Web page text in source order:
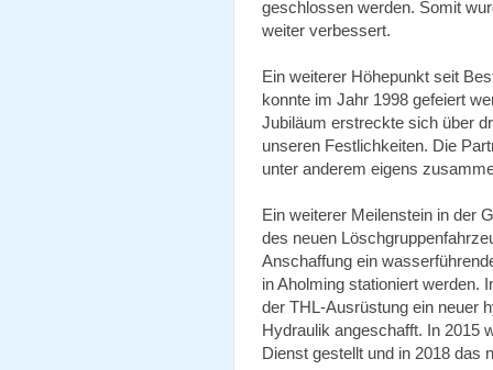
geschlossen werden. Somit
weiter verbessert.
Ein weiterer Höhepunkt seit
konnte im Jahr 1998 gefeiert
Jubiläum erstreckte sich über
unseren Festlichkeiten. Die
unter anderem eigens
Ein weiterer Meilenstein in der
des neuen
Anschaffung ein
in Aholming stationiert werden.
der THL-Ausrüstung ein neuer
Hydraulik angeschafft. In 2015
Dienst gestellt und in 2018 das